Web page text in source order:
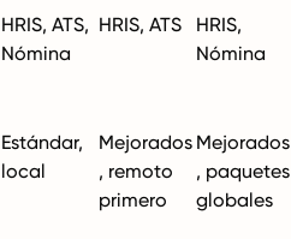
HRIS, ATS,
Nómina
HRIS, ATS
HRIS,
Nómina
Estándar,
local
Mejorados
, remoto
primero
Mejorados
, paquetes
globales